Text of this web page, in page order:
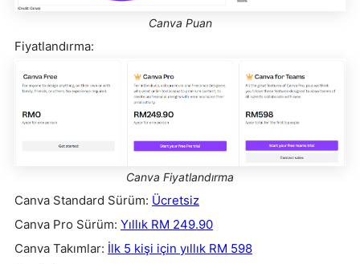
Canva Puan
Fiyatlandırma:
Canva Fiyatlandırma
Canva Standard Sürüm: Ücretsiz
Canva Pro Sürüm: Yıllık RM 249.90
Canva Takımlar: İlk 5 kişi için yıllık RM 598